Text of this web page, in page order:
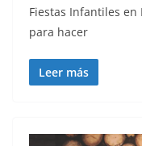
Fiestas Infantiles
para hacer
Leer más